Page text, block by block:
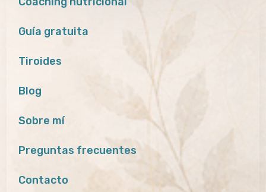
Guía gratuita
Tiroides
Blog
Sobre mí
Preguntas frecuentes
Contacto